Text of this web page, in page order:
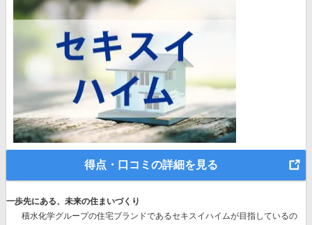
得点・口コミの詳細を見る
一歩先にある、未来の住まいづくり
積水化学グループの住宅ブランドであるセキスイハイムが目指しているの